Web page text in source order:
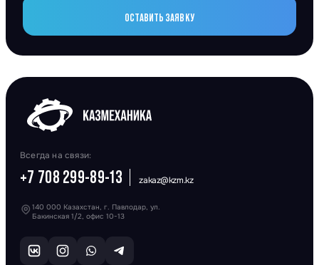
ОСТАВИТЬ ЗАЯВКУ
Всегда на связи:
+7 708 299-89-13 zakaz@kzm.kz
140 000 Казахстан, г. Павлодар, ул.
Бакинская 1/2, офис 10-13